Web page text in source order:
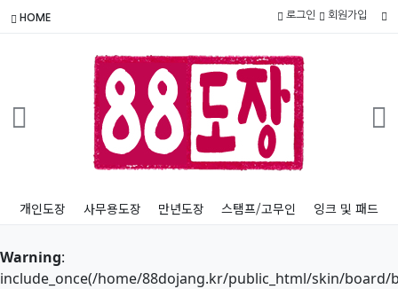
HOME 로그인 회원가입
개인도장 사무용도장 만년도장 스탬프/고무인 잉크 및 패드
Warning:
include_once(/home/88dojang.kr/public_html/skin/board/